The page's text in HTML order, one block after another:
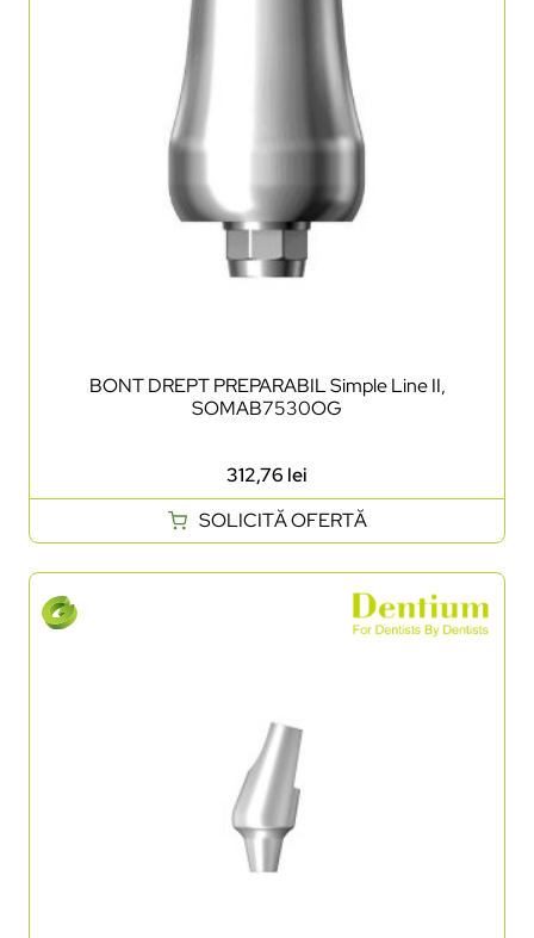
BONT DREPT PREPARABIL Simple Line II,
SOMAB7530OG
312,76 lei
SOLICITĂ OFERTĂ